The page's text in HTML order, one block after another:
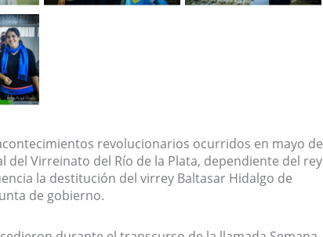
revolucionarios ocurridos en mayo de
del Virreinato del Río de la Plata, dependiente del rey
la destitución del virrey Baltasar Hidalgo de
de gobierno.